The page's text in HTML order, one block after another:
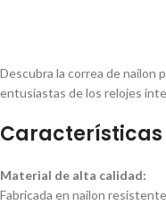
Descubra la correa de nailon
entusiastas de los relojes
Material de alta calidad:
Fabricada en nailon